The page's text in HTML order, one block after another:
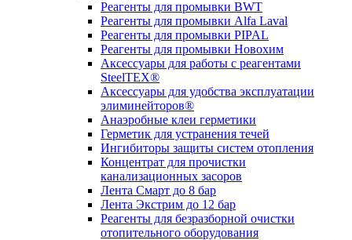
Реагенты для промывки BWT
Реагенты для промывки Alfa Laval
Реагенты для промывки PIPAL
Реагенты для промывки Новохим
Аксессуары для работы с реагентами
SteelTEX®
Аксессуары для удобства эксплуатации
элиминейторов®
Анаэробные клеи герметики
Герметик для устранения течей
Ингибиторы защиты систем отопления
Концентрат для прочистки
канализационных засоров
Лента Смарт до 8 бар
Лента Экстрим до 12 бар
Реагенты для безразборной очистки
отопительного оборудования